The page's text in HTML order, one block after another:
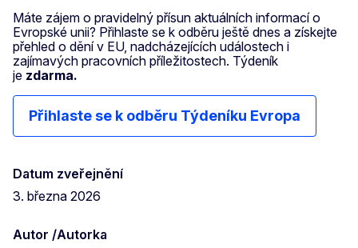
Máte zájem o pravidelný přísun aktuálních informací o
Evropské unii? Přihlaste se k odběru ještě dnes a získejte
přehled o dění v EU, nadcházejících událostech i
zajímavých pracovních příležitostech. Týdeník
je zdarma.
Přihlaste se k odběru Týdeníku Evropa
Datum zveřejnění
3. března 2026
Autor /Autorka